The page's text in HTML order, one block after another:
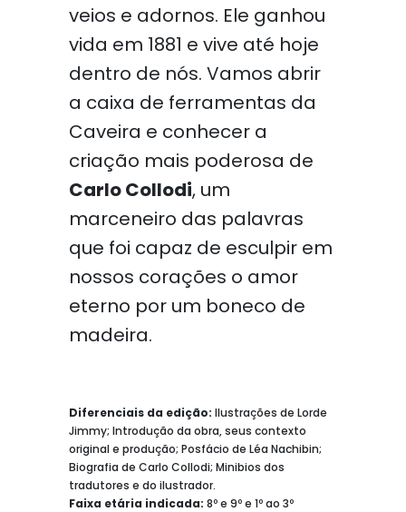
veios e adornos. Ele ganhou
vida em 1881 e vive até hoje
dentro de nós. Vamos abrir
a caixa de ferramentas da
Caveira e conhecer a
criação mais poderosa de
Carlo Collodi, um
marceneiro das palavras
que foi capaz de esculpir em
nossos corações o amor
eterno por um boneco de
madeira.
Diferenciais da edição: Ilustrações de Lorde
Jimmy; Introdução da obra, seus contexto
original e produção; Posfácio de Léa Nachibin;
Biografia de Carlo Collodi; Minibios dos
tradutores e do ilustrador.
Faixa etária indicada: 8º e 9º e 1º ao 3º